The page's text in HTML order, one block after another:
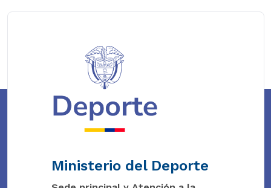
Ministerio del Deporte